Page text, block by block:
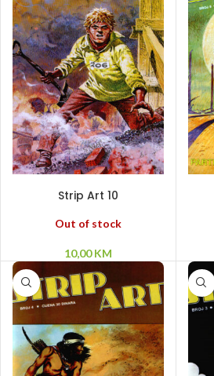
Strip Art 10
Out of stock
10,00KM